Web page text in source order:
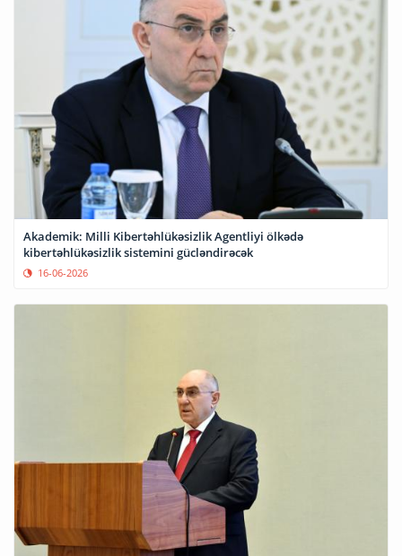
Akademik: Milli Kibertəhlükəsizlik Agentliyi ölkədə
kibertəhlükəsizlik sistemini gücləndirəcək
16-06-2026